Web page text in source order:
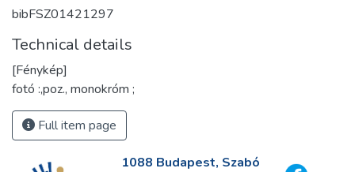
bibFSZ01421297
Technical details
[Fénykép]
fotó :,poz., monokróm ;
Full item page
1088 Budapest, Szabó